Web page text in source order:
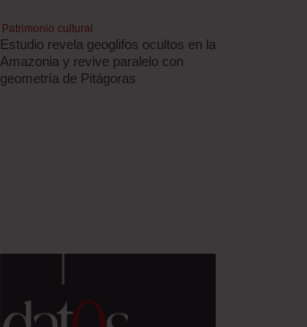
Patrimonio cultural
Estudio revela geoglifos ocultos en la
Amazonia y revive paralelo con
geometría de Pitágoras